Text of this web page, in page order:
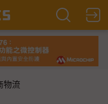
物流